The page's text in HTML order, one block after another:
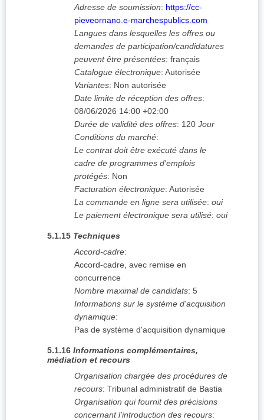
Adresse de soumission: https://cc-
pieveornano.e-marchespublics.com
Langues dans lesquelles les offres ou
demandes de participation/candidatures
peuvent être présentées: français
Catalogue électronique: Autorisée
Variantes: Non autorisée
Date limite de réception des offres:
08/06/2026 14:00 +02:00
Durée de validité des offres: 120 Jour
Conditions du marché:
Le contrat doit être exécuté dans le
cadre de programmes d'emplois
protégés: Non
Facturation électronique: Autorisée
La commande en ligne sera utilisée: oui
Le paiement électronique sera utilisé: oui
5.1.15 Techniques
Accord-cadre:
Accord-cadre, avec remise en
concurrence
Nombre maximal de candidats: 5
Informations sur le système d'acquisition
dynamique:
Pas de système d'acquisition dynamique
5.1.16 Informations complémentaires,
médiation et recours
Organisation chargée des procédures de
recours: Tribunal administratif de Bastia
Organisation qui fournit des précisions
concernant l'introduction des recours: